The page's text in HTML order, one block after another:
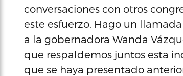
conversaciones con otros
este esfuerzo. Hago un
a la gobernadora Wanda
que respaldemos juntos esta
que se haya presentado